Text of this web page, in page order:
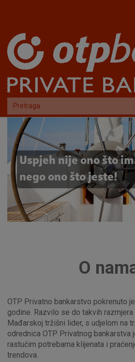
Uspjeh nije ono što
nego ono što jeste!
O
OTP Privatno bankarstvo pokrenuto
godine. Razvilo se do takvih razmjera
Mađarskoj tržišni lider, s udjelom na
odrednica OTP Privatnog bankarstva
rastućim potrebama klijenata i
trendova.